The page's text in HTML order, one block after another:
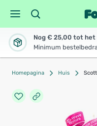
Nog € 25,00 tot het
Minimum
Homepagina Huis